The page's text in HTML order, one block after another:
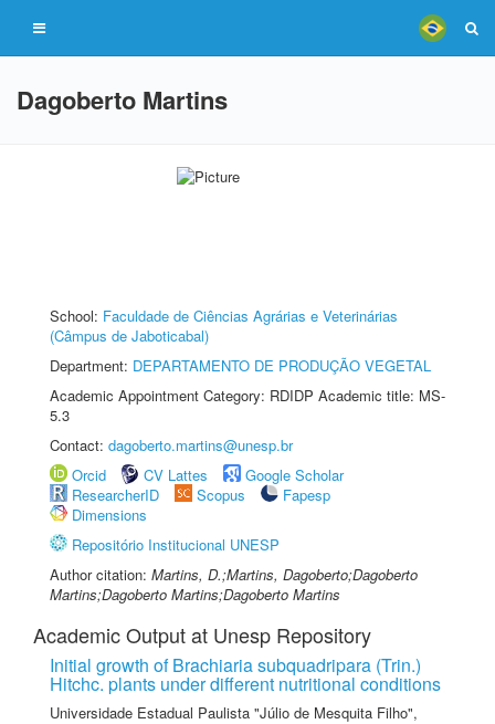
Dagoberto Martins
School: Faculdade de Ciências Agrárias e Veterinárias
(Câmpus de Jaboticabal)
Department: DEPARTAMENTO DE PRODUÇÃO VEGETAL
Academic Appointment Category: RDIDP Academic title: MS-
5.3
Contact: dagoberto.martins@unesp.br
Orcid
CV Lattes
Google Scholar
ResearcherID
Scopus
Fapesp
Dimensions
Repositório Institucional UNESP
Author citation: Martins, D.;Martins, Dagoberto;Dagoberto
Martins;Dagoberto Martins;Dagoberto Martins
Academic Output at Unesp Repository
Initial growth of Brachiaria subquadripara (Trin.)
Hitchc. plants under different nutritional conditions
Universidade Estadual Paulista "Júlio de Mesquita Filho",